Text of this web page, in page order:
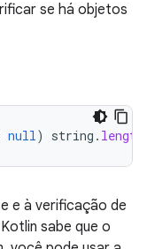
se há objetos
null) string . length
e à verificação de
sabe que o